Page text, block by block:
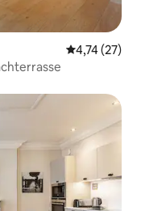
4,74 (27)